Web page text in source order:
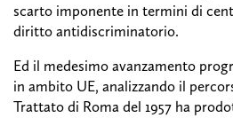
scarto imponente in termini di
diritto antidiscriminatorio.
Ed il medesimo avanzamento
in ambito UE, analizzando il
Trattato di Roma del 1957 ha